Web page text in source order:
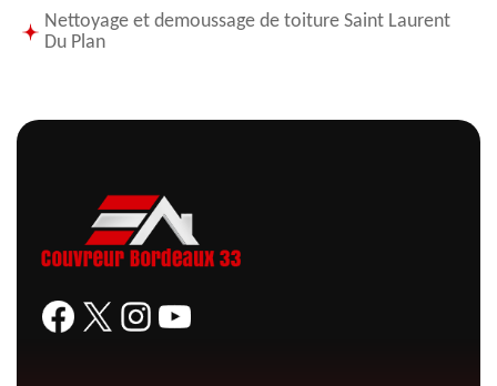
Nettoyage et demoussage de toiture Saint Laurent
Du Plan